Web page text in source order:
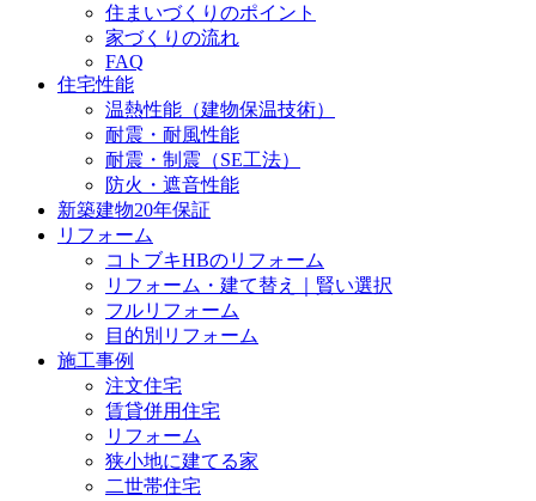
住まいづくりのポイント
家づくりの流れ
FAQ
住宅性能
温熱性能（建物保温技術）
耐震・耐風性能
耐震・制震（SE工法）
防火・遮音性能
新築建物20年保証
リフォーム
コトブキHBのリフォーム
リフォーム・建て替え｜賢い選択
フルリフォーム
目的別リフォーム
施工事例
注文住宅
賃貸併用住宅
リフォーム
狭小地に建てる家
二世帯住宅